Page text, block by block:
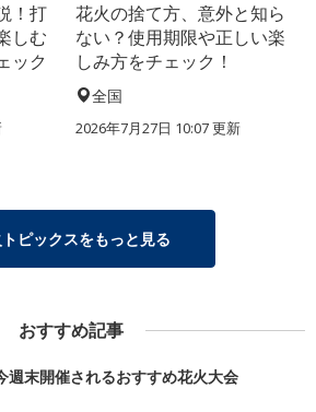
！打
しむ
ック
花火の捨て方、意外と知ら
ない？使用期限や正しい楽
しみ方をチェック！
全国
2026年7月27日 10:07 更新
ピックスをもっと見る
おすすめ記事
週末開催されるおすすめ花火大会